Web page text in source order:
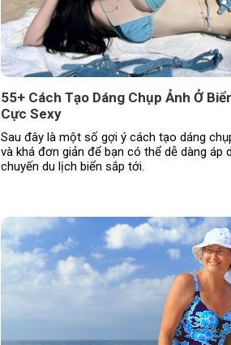
55+ Cách Tạo Dáng Chụp Ảnh Ở
Cực Sexy
Sau đây là một số gợi ý cách tạo dáng
và khá đơn giản để bạn có thể dễ dàng áp
chuyến du lịch biển sắp tới.